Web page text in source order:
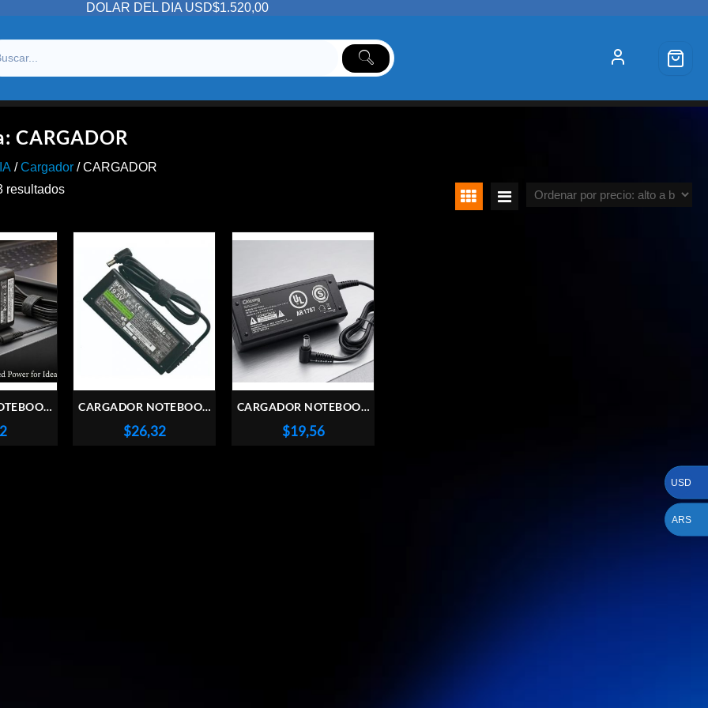
DOLAR DEL DIA USD$1.520,00
CARGADOR
/Cargador / CARGADOR
resultadosOrdenado
alto
65W
X
CARGADOR NOTEBOOK
SONY VGP-AC19V19 16V
4A USADO
$26,32
CARGADOR NOTEBOOK
BANGHO / EXO 19V
3.42A USADO
$19,56
USD
ARS